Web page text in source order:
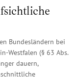
Bundesländern bei
Westfalen (§ 63 Abs.
dauern,